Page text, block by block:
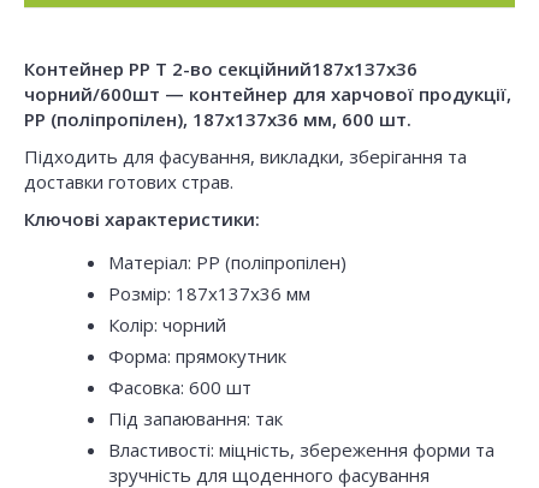
Контейнер РР Т 2-во секційний187х137х36
чорний/600шт — контейнер для харчової продукції,
PP (поліпропілен), 187x137x36 мм, 600 шт.
Підходить для фасування, викладки, зберігання та
доставки готових страв.
Ключові характеристики:
Матеріал: PP (поліпропілен)
Розмір: 187x137x36 мм
Колір: чорний
Форма: прямокутник
Фасовка: 600 шт
Під запаювання: так
Властивості: міцність, збереження форми та
зручність для щоденного фасування